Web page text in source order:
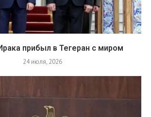
прибыл в Тегеран с миром
24 июля, 2026